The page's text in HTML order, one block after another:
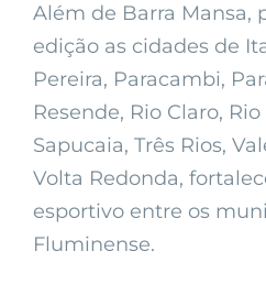
Além de Barra Mansa,
edição as cidades de
Pereira, Paracambi,
Resende, Rio Claro,
Sapucaia, Três Rios,
Volta Redonda,
esportivo entre os
Fluminense.